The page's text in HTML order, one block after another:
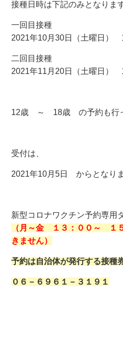
接種日時は下記のみとなりま
一回目接種
2021年10月30日（土曜日
二回目接種
2021年11月20日（土曜日
12歳 ～ 18歳 の予約も行っ
受付は、
2021年10月5日 からとなりま
新型コロナワクチン予約専用
（月～金 １３：００～ １
きません）
予約は自治体が発行する接種
０６－６９６１－３１９１